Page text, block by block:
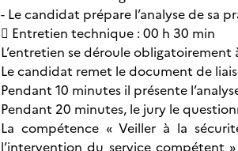
- Le candidat prépare l’analyse de sa
 Entretien technique : 00 h 30 min
L’entretien se déroule obligatoirement
Le candidat remet le document de
Pendant 10 minutes il présente
Pendant 20 minutes, le jury le
La compétence « Veiller à la
l’intervention du service compétent